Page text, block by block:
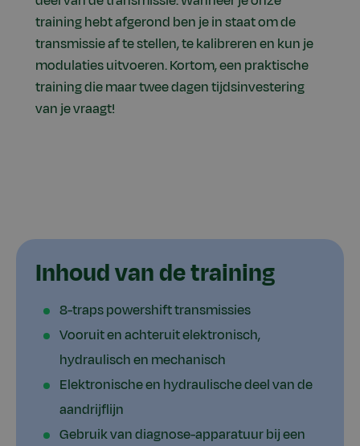
training hebt afgerond ben je in staat om de
transmissie af te stellen, te kalibreren en kun je
modulaties uitvoeren. Kortom, een praktische
training die maar twee dagen tijdsinvestering
van je vraagt!
Inhoud van de training
8-traps powershift transmissies
Vooruit en achteruit elektronisch,
hydraulisch en mechanisch
Elektronische en hydraulische deel van de
aandrijflijn
Gebruik van diagnose-apparatuur bij een